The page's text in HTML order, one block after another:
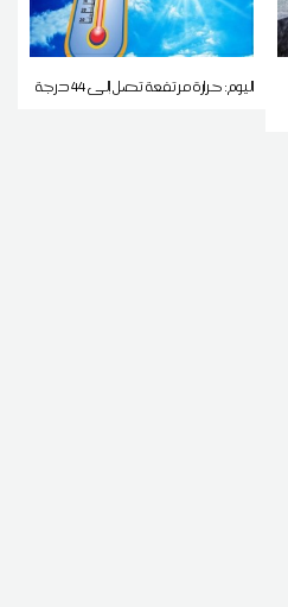
اليوم: حرارة مرتفعة تصل إلى 44 درجة